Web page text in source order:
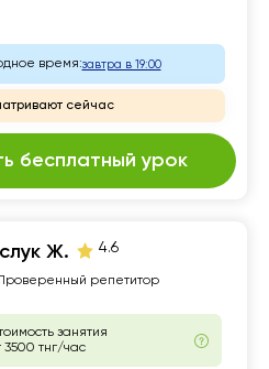
время:завтра в 19:00
сейчас
бесплатный урок
Ж. 4.6
Проверенный репетитор
занятия
3500 тнг/час